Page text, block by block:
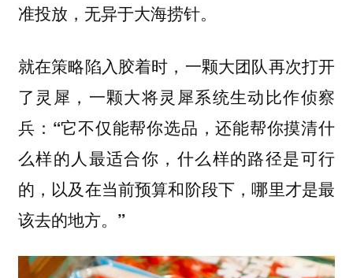
准投放，无异于大海捞针。
就在策略陷入胶着时，一颗大团队再次打开
了灵犀，一颗大将灵犀系统生动比作侦察
兵：“它不仅能帮你选品，还能帮你摸清什
么样的人最适合你，什么样的路径是可行
的，以及在当前预算和阶段下，哪里才是最
该去的地方。”